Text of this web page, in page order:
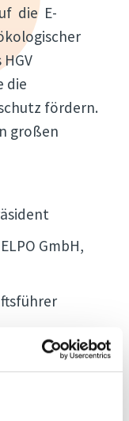
die E-
die
fördern.
großen
GmbH,